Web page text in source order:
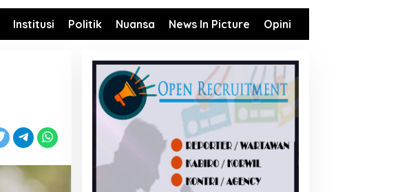
Institusi Politik Nuansa News In Picture Opini